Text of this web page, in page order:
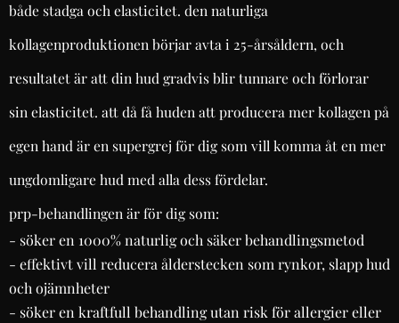
både stadga och elasticitet. den naturliga
kollagenproduktionen börjar avta i 25-årsåldern, och
resultatet är att din hud gradvis blir tunnare och förlorar
sin elasticitet. att då få huden att producera mer kollagen på
egen hand är en supergrej för dig som vill komma åt en mer
ungdomligare hud med alla dess fördelar.
prp-behandlingen är för dig som:
- söker en 1000% naturlig och säker behandlingsmetod
- effektivt vill reducera ålderstecken som rynkor, slapp hud
och ojämnheter
- söker en kraftfull behandling utan risk för allergier eller